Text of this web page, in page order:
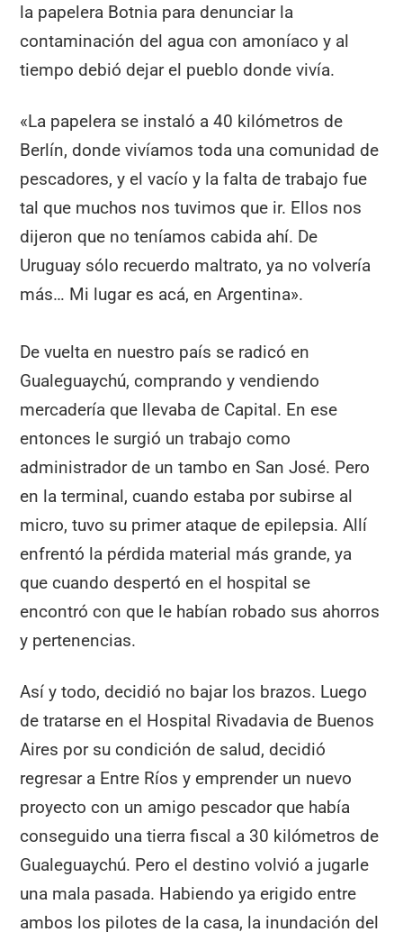
la papelera Botnia para denunciar la
contaminación del agua con amoníaco y al
tiempo debió dejar el pueblo donde vivía.
«La papelera se instaló a 40 kilómetros de
Berlín, donde vivíamos toda una comunidad de
pescadores, y el vacío y la falta de trabajo fue
tal que muchos nos tuvimos que ir. Ellos nos
dijeron que no teníamos cabida ahí. De
Uruguay sólo recuerdo maltrato, ya no volvería
más… Mi lugar es acá, en Argentina».
De vuelta en nuestro país se radicó en
Gualeguaychú, comprando y vendiendo
mercadería que llevaba de Capital. En ese
entonces le surgió un trabajo como
administrador de un tambo en San José. Pero
en la terminal, cuando estaba por subirse al
micro, tuvo su primer ataque de epilepsia. Allí
enfrentó la pérdida material más grande, ya
que cuando despertó en el hospital se
encontró con que le habían robado sus ahorros
y pertenencias.
Así y todo, decidió no bajar los brazos. Luego
de tratarse en el Hospital Rivadavia de Buenos
Aires por su condición de salud, decidió
regresar a Entre Ríos y emprender un nuevo
proyecto con un amigo pescador que había
conseguido una tierra fiscal a 30 kilómetros de
Gualeguaychú. Pero el destino volvió a jugarle
una mala pasada. Habiendo ya erigido entre
ambos los pilotes de la casa, la inundación del